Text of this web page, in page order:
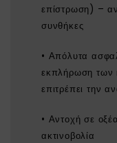
επίστρωση) –
συνθήκες
• Απόλυτα
εκπλήρωση των
επιτρέπει την
• Αντοχή σε
ακτινοβολία